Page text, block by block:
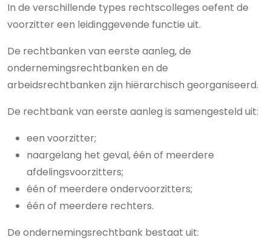
In de verschillende types rechtscolleges oefent de
voorzitter een leidinggevende functie uit.
De rechtbanken van eerste aanleg, de
ondernemingsrechtbanken en de
arbeidsrechtbanken zijn hiërarchisch georganiseerd.
De rechtbank van eerste aanleg is samengesteld uit:
een voorzitter;
naargelang het geval, één of meerdere
afdelingsvoorzitters;
één of meerdere ondervoorzitters;
één of meerdere rechters.
De ondernemingsrechtbank bestaat uit: